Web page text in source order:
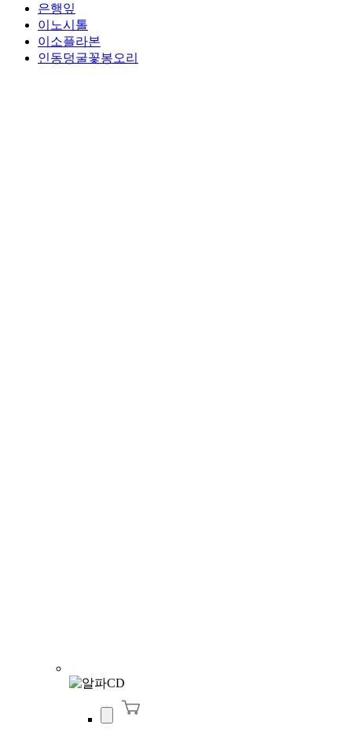
은행잎
이노시톨
이소플라본
인동덩굴꽃봉오리